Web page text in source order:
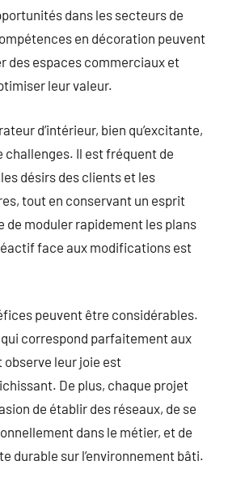
dans les secteurs de
en décoration peuvent
des espaces commerciaux et
leur valeur.
d’intérieur, bien qu’excitante,
challenges. Il est fréquent de
désirs des clients et les
tout en conservant un esprit
de moduler rapidement les plans
face aux modifications est
peuvent être considérables.
correspond parfaitement aux
leur joie est
De plus, chaque projet
de établir des réseaux, de se
dans le métier, et de
durable sur l’environnement bâti.